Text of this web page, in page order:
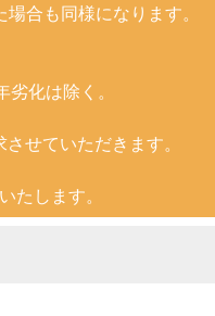
合も同様になります。
化は除く。
せていただきます。
します。